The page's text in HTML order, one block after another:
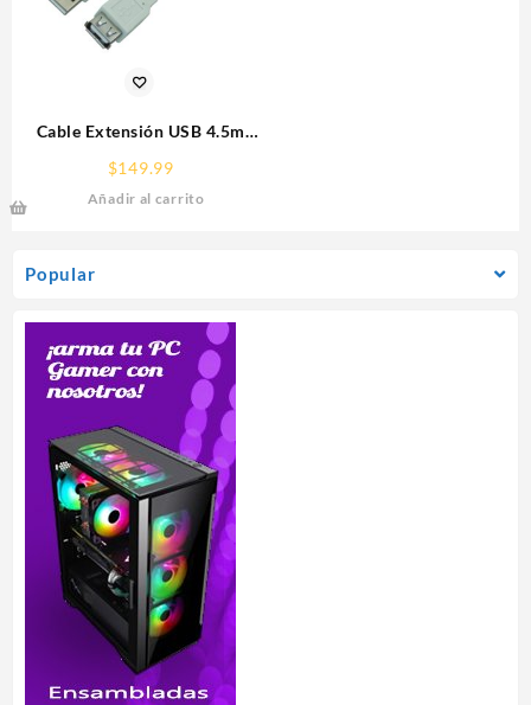
Popular
Cable Extensión USB 4.5m
$149.99
Añadir al carrito